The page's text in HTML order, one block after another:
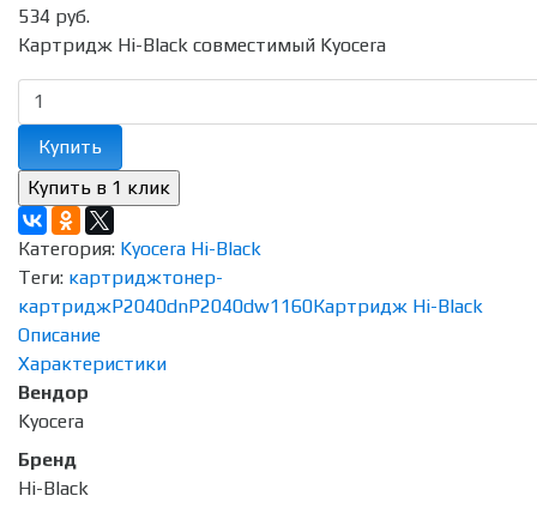
534 руб.
Картридж Hi-Black совместимый Kyocera
Купить
Категория: Kyocera Hi-Black
Теги: картриджтонер-
картриджP2040dnP2040dw1160Картридж Hi-Black
Описание
Характеристики
Вендор
Kyocera
Бренд
Hi-Black